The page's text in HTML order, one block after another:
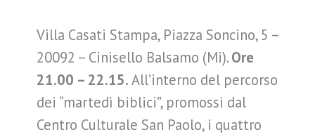
Villa Casati Stampa, Piazza Soncino, 5 –
20092 – Cinisello Balsamo (Mi).Ore
21.00 – 22.15.All’interno del percorso
dei “martedì biblici”, promossi dal
Centro Culturale San Paolo, i quattro